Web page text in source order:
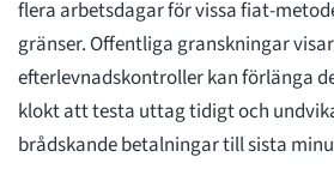
flera arbetsdagar för vissa fiat-
gränser. Offentliga granskningar
efterlevnadskontroller kan förlänga
klokt att testa uttag tidigt och
brådskande betalningar till sista